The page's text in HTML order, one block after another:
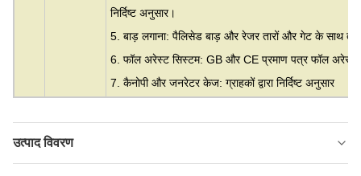
निर्दिष्ट अनुसार।
5. बाड़ लगाना: पैलिसेड बाड़ और रेजर तारों और गेट के साथ
6. फॉल अरेस्ट सिस्टम: GB और CE प्रमाण पत्र फॉल अरेस्ट
7. कैनोपी और जनरेटर केज: ग्राहकों द्वारा निर्दिष्ट अनुसार
उत्पाद विवरण